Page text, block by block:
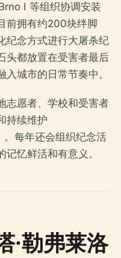
I 等组织协调安装
前拥有约200块绊脚
纪念方式进行大屠杀纪
头都放置在受害者最后
城市的日常节奏中。
志愿者、学校和受害者
持续维护
。每年还会组织纪念活
忆鲜活和有意义。
·勒弗莱洛